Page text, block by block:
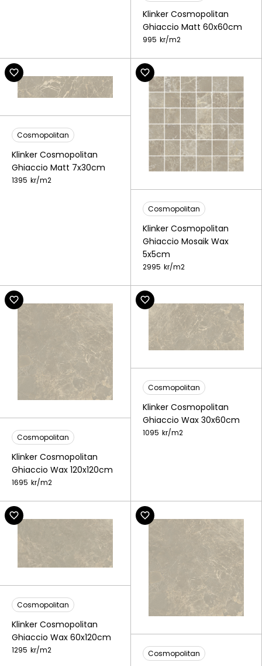
Klinker Cosmopolitan
Ghiaccio Matt 60x60cm
995 kr/m2
Cosmopolitan
Klinker Cosmopolitan
Ghiaccio Matt 7x30cm
1395 kr/m2
Cosmopolitan
Klinker Cosmopolitan
Ghiaccio Mosaik Wax
5x5cm
2995 kr/m2
Cosmopolitan
Klinker Cosmopolitan
Ghiaccio Wax 120x120cm
1695 kr/m2
Cosmopolitan
Klinker Cosmopolitan
Ghiaccio Wax 30x60cm
1095 kr/m2
Cosmopolitan
Klinker Cosmopolitan
Ghiaccio Wax 60x120cm
1295 kr/m2 Cosmopolitan